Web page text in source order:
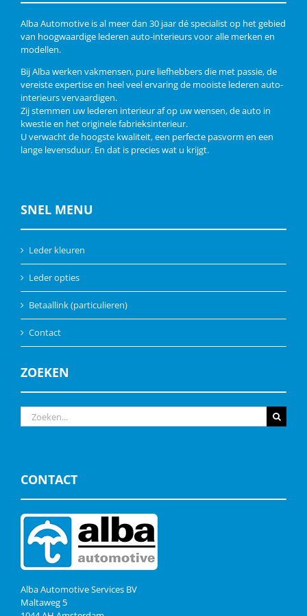
Alba Automotive is al meer dan 30 jaar dé specialist op het gebied
van hoogwaardige lederen auto-interieurs voor alle merken en
modellen.
Bij Alba werken vakmensen, pure liefhebbers die met passie, de
vereiste expertise en heel veel ervaring de mooiste lederen auto-
interieurs vervaardigen.
Zij stemmen uw lederen interieur af op uw wensen, de auto in
kwestie en het originele fabrieksinterieur.
U verwacht de hoogste kwaliteit, een perfecte pasvorm en een
lange levensduur. En dat is precies wat u krijgt.
SNEL MENU
Leder kleuren
Leder opties
Betaallink (particulieren)
Contact
ZOEKEN
Zoeken
naar:
CONTACT
Alba Automotive Services BV
Maltaweg 5